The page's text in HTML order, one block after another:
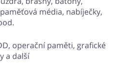
média, nabíječky,
operační paměti, grafické
a další